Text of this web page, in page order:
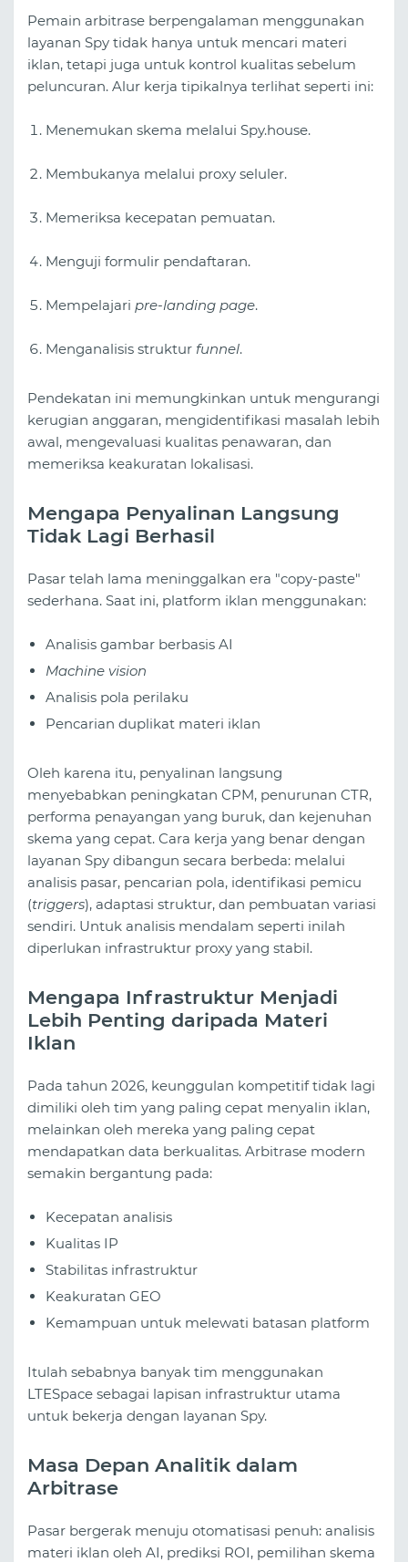
Pemain arbitrase berpengalaman menggunakan
layanan Spy tidak hanya untuk mencari materi
iklan, tetapi juga untuk kontrol kualitas sebelum
peluncuran. Alur kerja tipikalnya terlihat seperti ini:
Menemukan skema melalui Spy.house.
Membukanya melalui proxy seluler.
Memeriksa kecepatan pemuatan.
Menguji formulir pendaftaran.
Mempelajari pre-landing page.
Menganalisis struktur funnel.
Pendekatan ini memungkinkan untuk mengurangi
kerugian anggaran, mengidentifikasi masalah lebih
awal, mengevaluasi kualitas penawaran, dan
memeriksa keakuratan lokalisasi.
Mengapa Penyalinan Langsung
Tidak Lagi Berhasil
Pasar telah lama meninggalkan era "copy-paste"
sederhana. Saat ini, platform iklan menggunakan:
Analisis gambar berbasis AI
Machine vision
Analisis pola perilaku
Pencarian duplikat materi iklan
Oleh karena itu, penyalinan langsung
menyebabkan peningkatan CPM, penurunan CTR,
performa penayangan yang buruk, dan kejenuhan
skema yang cepat. Cara kerja yang benar dengan
layanan Spy dibangun secara berbeda: melalui
analisis pasar, pencarian pola, identifikasi pemicu
(triggers), adaptasi struktur, dan pembuatan variasi
sendiri. Untuk analisis mendalam seperti inilah
diperlukan infrastruktur proxy yang stabil.
Mengapa Infrastruktur Menjadi
Lebih Penting daripada Materi
Iklan
Pada tahun 2026, keunggulan kompetitif tidak lagi
dimiliki oleh tim yang paling cepat menyalin iklan,
melainkan oleh mereka yang paling cepat
mendapatkan data berkualitas. Arbitrase modern
semakin bergantung pada:
Kecepatan analisis
Kualitas IP
Stabilitas infrastruktur
Keakuratan GEO
Kemampuan untuk melewati batasan platform
Itulah sebabnya banyak tim menggunakan
LTESpace sebagai lapisan infrastruktur utama
untuk bekerja dengan layanan Spy.
Masa Depan Analitik dalam
Arbitrase
Pasar bergerak menuju otomatisasi penuh: analisis
materi iklan oleh AI, prediksi ROI, pemilihan skema